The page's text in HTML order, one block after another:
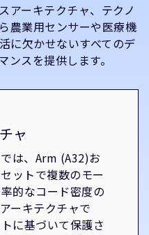
アーキテクチャ、テクノ
農業用センサーや医療機
に欠かせないすべてのデ
ンスを提供します。
ャ
は、Arm (A32)お
ットで複数のモー
的なコード密度の
ーキテクチャで
に基づいて保護さ